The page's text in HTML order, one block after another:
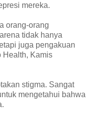
mereka.
orang-orang
tidak hanya
juga pengakuan
Health, Kamis
stigma. Sangat
mengetahui bahwa